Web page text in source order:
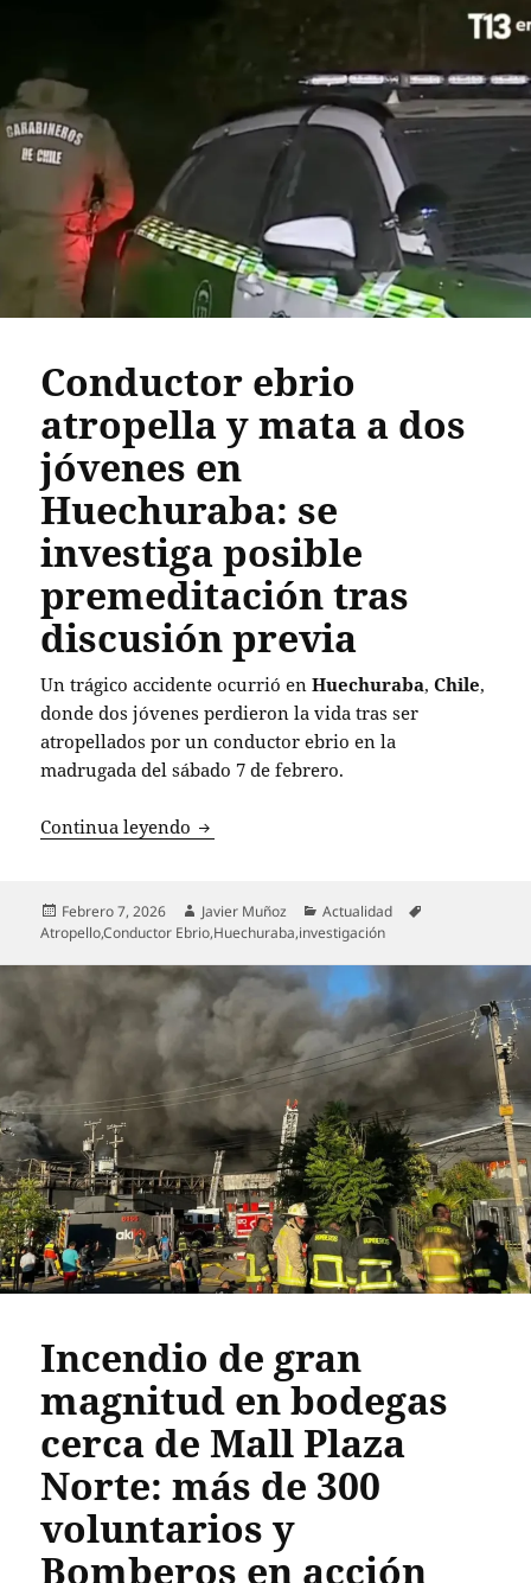
Conductor ebrio
atropella y mata a dos
jóvenes en
Huechuraba: se
investiga posible
premeditación tras
discusión previa
Un trágico accidente ocurrió enHuechuraba,Chile,
donde dos jóvenes perdieron la vida tras ser
atropellados por un conductor ebrio en la
madrugada del sábado 7 de febrero.
Continua leyendo Conductor ebrio atropella y mata a
Publicado
el
Febrero 7, 2026 Autor
Javier Muñoz Categorías
Actualidad
Atropello,Conductor Ebrio,Huechuraba,investigación
Incendio de gran
magnitud en bodegas
cerca de Mall Plaza
Norte: más de 300
voluntarios y
Bomberos en acción